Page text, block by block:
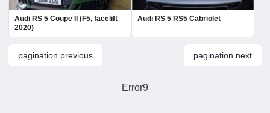
Audi RS 5 Coupe II (F5, facelift
2020)
Audi RS 5 RS5 Cabriolet
pagination.previous pagination.next
Error9